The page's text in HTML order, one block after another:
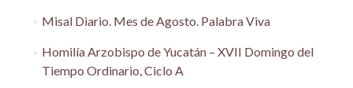
Misal Diario. Mes de Agosto. Palabra Viva
Homilía Arzobispo de Yucatán – XVII Domingo del
Tiempo Ordinario, Ciclo A